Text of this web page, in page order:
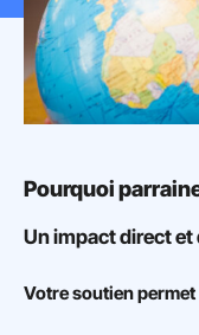
Pourquoi
Un impact direct et
Votre soutien permet